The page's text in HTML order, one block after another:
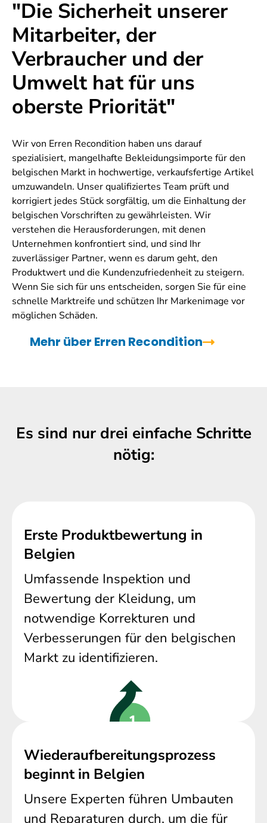
"Die Sicherheit unserer
Mitarbeiter, der
Verbraucher und der
Umwelt hat für uns
oberste Priorität"
Wir von Erren Recondition haben uns darauf
spezialisiert, mangelhafte Bekleidungsimporte für den
belgischen Markt in hochwertige, verkaufsfertige Artikel
umzuwandeln. Unser qualifiziertes Team prüft und
korrigiert jedes Stück sorgfältig, um die Einhaltung der
belgischen Vorschriften zu gewährleisten. Wir
verstehen die Herausforderungen, mit denen
Unternehmen konfrontiert sind, und sind Ihr
zuverlässiger Partner, wenn es darum geht, den
Produktwert und die Kundenzufriedenheit zu steigern.
Wenn Sie sich für uns entscheiden, sorgen Sie für eine
schnelle Marktreife und schützen Ihr Markenimage vor
möglichen Schäden.
Mehr über Erren Recondition
Es sind nur drei einfache Schritte
nötig:
Erste Produktbewertung in
Belgien
Umfassende Inspektion und
Bewertung der Kleidung, um
notwendige Korrekturen und
Verbesserungen für den belgischen
Markt zu identifizieren.
Wiederaufbereitungsprozess
beginnt in Belgien
Unsere Experten führen Umbauten
und Reparaturen durch, um die für